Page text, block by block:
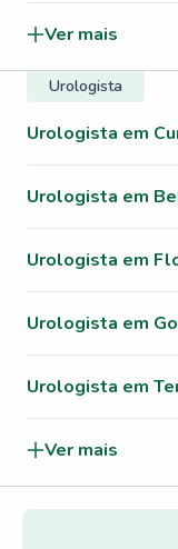
Ver mais
Urologista
Urologista em
Urologista em
Urologista em
Urologista em
Urologista em
Ver mais